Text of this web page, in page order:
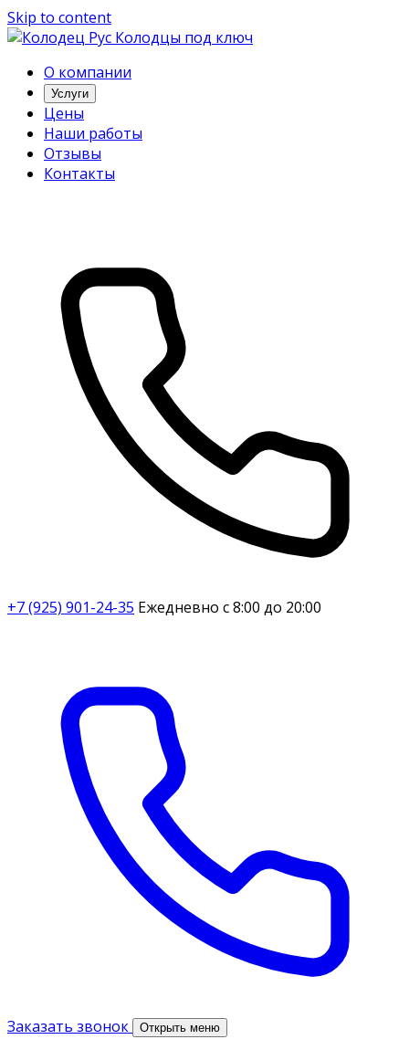
Skip to content
Колодцы под ключ
О компании
Услуги
Цены
Наши работы
Отзывы
Контакты
+7 (925) 901-24-35 Ежедневно с 8:00 до 20:00
Заказать звонок Открыть меню